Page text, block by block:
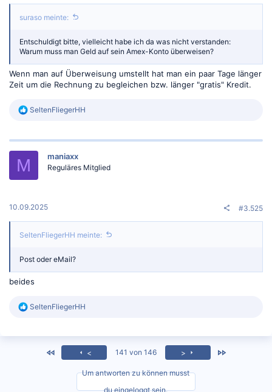
suraso meinte:
Entschuldigt bitte, vielleicht habe ich da was nicht verstanden:
Warum muss man Geld auf sein Amex-Konto überweisen?
Wenn man auf Überweisung umstellt hat man ein paar Tage länger
Zeit um die Rechnung zu begleichen bzw. länger "gratis" Kredit.
R
k
i
:
SeltenFliegerHH
M maniaxx
Reguläres Mitglied
10.09.2025 #3.525
SeltenFliegerHH meinte:
Post oder eMail?
beides
R
k
SeltenFliegerHH
< 141 von 146 >
Um antworten zu können musst
du eingeloggt sein.